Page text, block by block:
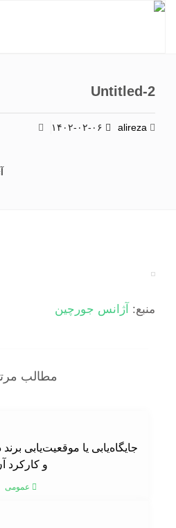
Untitled-2
alireza
منبع:آژانس جورچین
مطالب
جایگاه‌یابی یا موقعیت‌یابی
و کارکرد آن
عمومی